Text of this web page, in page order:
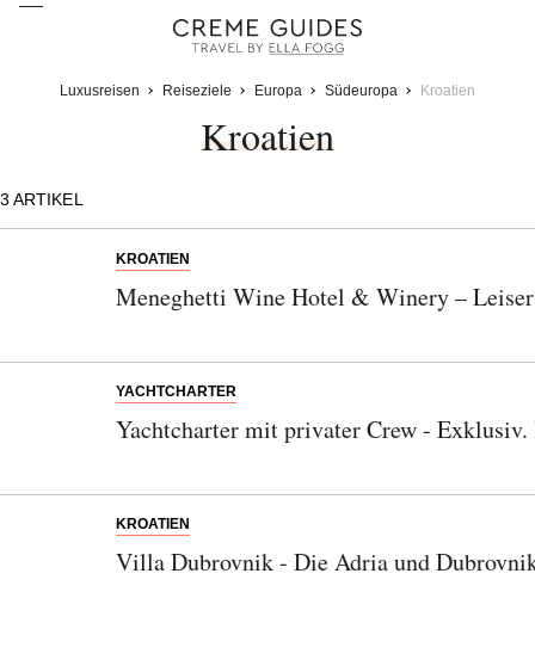
Luxusreisen Reiseziele Europa Südeuropa Kroatien
Kroatien
3 ARTIKEL
KROATIEN
Meneghetti Wine Hotel & Winery –
YACHTCHARTER
Yachtcharter mit privater Crew -
KROATIEN
Villa Dubrovnik - Die Adria und